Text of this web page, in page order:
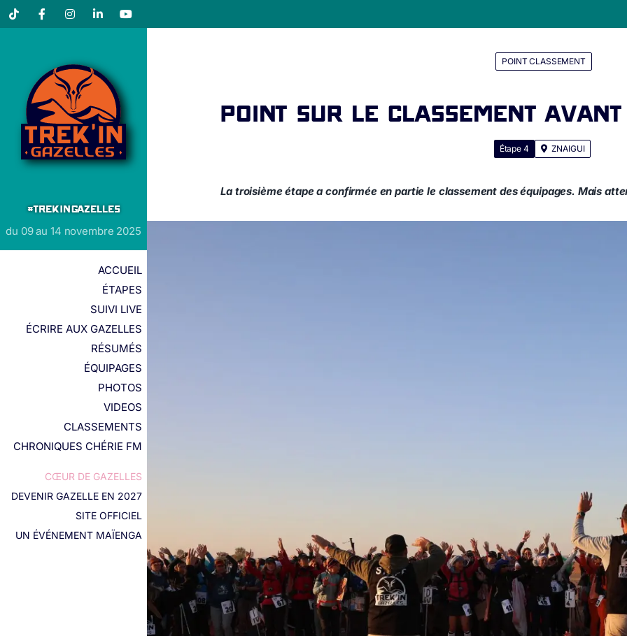
TiktokFacebookInstagramLinkedInYouTube
#TREKINGAZELLES
du 09 au 14 novembre 2025
ACCUEIL
ÉTAPES
SUIVI LIVE
ÉCRIRE AUX GAZELLES
RÉSUMÉS
ÉQUIPAGES
PHOTOS
VIDEOS
CLASSEMENTS
CHRONIQUES CHÉRIE FM
CŒUR DE GAZELLES
DEVENIR GAZELLE EN 2027
SITE OFFICIEL
UN ÉVÉNEMENT MAÏENGA
POINT CLASSEMENT
Point sur le classement
Étape 4 ZNAIGUI
La troisième étape a confirmée en partie le classement des équipages. Mais